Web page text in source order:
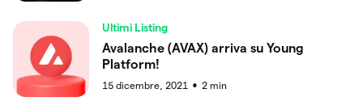
Ultimi Listing
Avalanche (AVAX) arriva su Young
Platform!
15 dicembre, 2021 ● 2 min